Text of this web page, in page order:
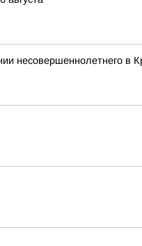
несовершеннолетнего в